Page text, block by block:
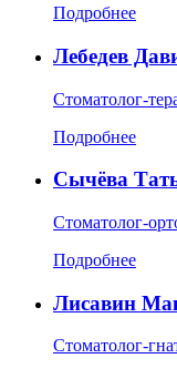
Подробнее
Лебедев
Стоматолог-
Подробнее
Сычёва
Стоматолог-
Подробнее
Лисавин
Стоматолог-